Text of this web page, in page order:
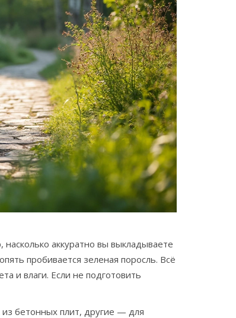
аккуратно вы выкладываете
пробивается зеленая поросль. Всё
и влаги. Если не подготовить
бетонных плит, другие — для